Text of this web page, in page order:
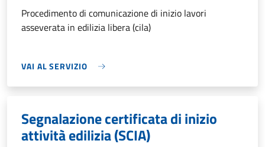
Procedimento di comunicazione di inizio lavori
asseverata in edilizia libera (cila)
VAI AL SERVIZIO
Segnalazione certificata di inizio
attività edilizia (SCIA)